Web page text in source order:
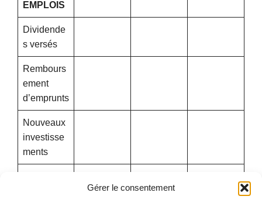
Gérer le consentement
EMPLOIS
Dividende
s versés
Rembours
ement
d’emprunts
Nouveaux
investisse
ments